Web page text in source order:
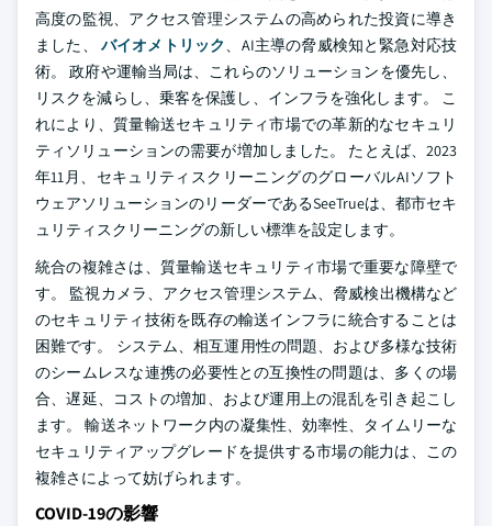
高度の監視、アクセス管理システムの高められた投資に導き
ました、 バイオメトリック、AI主導の脅威検知と緊急対応技
術。 政府や運輸当局は、これらのソリューションを優先し、
リスクを減らし、乗客を保護し、インフラを強化します。 こ
れにより、質量輸送セキュリティ市場での革新的なセキュリ
ティソリューションの需要が増加しました。 たとえば、2023
年11月、セキュリティスクリーニングのグローバルAIソフト
ウェアソリューションのリーダーであるSeeTrueは、都市セキ
ュリティスクリーニングの新しい標準を設定します。
統合の複雑さは、質量輸送セキュリティ市場で重要な障壁で
す。 監視カメラ、アクセス管理システム、脅威検出機構など
のセキュリティ技術を既存の輸送インフラに統合することは
困難です。 システム、相互運用性の問題、および多様な技術
のシームレスな連携の必要性との互換性の問題は、多くの場
合、遅延、コストの増加、および運用上の混乱を引き起こし
ます。 輸送ネットワーク内の凝集性、効率性、タイムリーな
セキュリティアップグレードを提供する市場の能力は、この
複雑さによって妨げられます。
COVID-19の影響